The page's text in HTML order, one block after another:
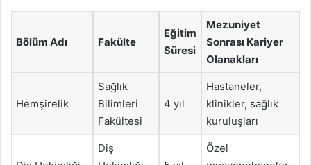
Bölüm Adı Fakülte
Eğitim
Süresi
Mezuniyet
Sonrası Kariyer
Olanakları
Hemşirelik
Sağlık
Bilimleri
Fakültesi
4 yıl
Hastaneler,
klinikler, sağlık
kuruluşları
Diş
Özel